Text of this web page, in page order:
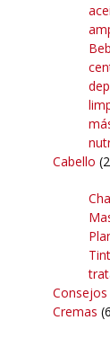
Cabello
Cremas